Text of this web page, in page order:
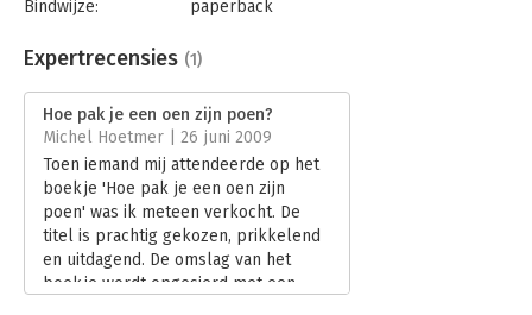
Bindwijze:
paperback
Uitgever:
Uitgeverij Haystack
Verschijningsdatum:
27-5-2009
Hoofdrubriek: Reclame en verkoop
Expertrecensies (1)
Hoe pak je een oen zijn poen?
Michel Hoetmer | 26 juni 2009
Toen iemand mij attendeerde op het
boekje 'Hoe pak je een oen zijn
poen' was ik meteen verkocht. De
titel is prachtig gekozen, prikkelend
en uitdagend. De omslag van het
boekje wordt opgesierd met een